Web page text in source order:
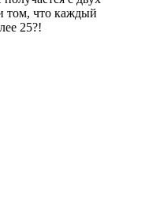
том, что каждый
25?!